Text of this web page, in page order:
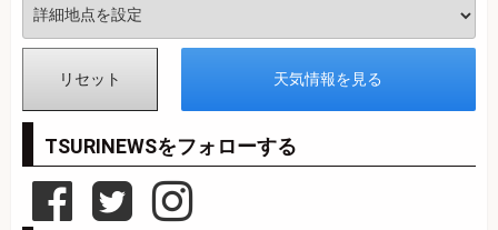
TSURINEWSをフォローする